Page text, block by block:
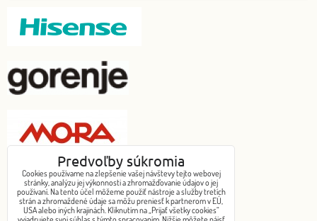
G-O-R-E-M-O-547199395360217
Chcem objednať
Predvoľby súkromia
Cookies používame na zlepšenie vašej návštevy tejto webovej
stránky, analýzu jej výkonnosti a zhromažďovanie údajov o jej
používaní. Na tento účel môžeme použiť nástroje a služby tretích
strán a zhromaždené údaje sa môžu preniesť k partnerom v EÚ,
USA alebo iných krajinách. Kliknutím na „Prijať všetky cookies“